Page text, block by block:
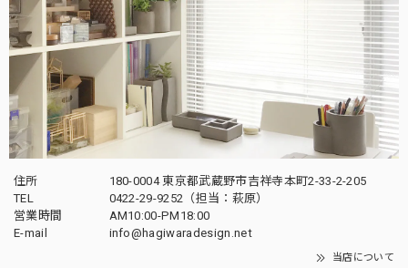
住所
180-0004 東京都武蔵野市吉祥寺本町2-33-2-205
TEL
0422-29-9252（担当：萩原）
営業時間
AM10:00-PM18:00
E-mail
info@hagiwaradesign.net
当店について